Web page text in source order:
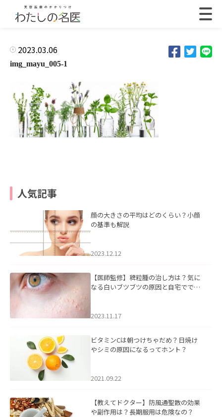
2023.03.06
img_mayu_005-1
人気記事
顔の大きさの平均はどのくらい？小顔
の基準も解説
2023.12.12
【医師監修】稗粒腫の治し方は？気に
なる白いブツブツの原因と自宅ででき
2023.11.17
ビタミンCは朝つけちゃだめ？日焼け
やシミの原因になるってホント？
2021.09.22
【教えてドクター】防風通聖散の効果
や副作用は？長期服用は危険なの？